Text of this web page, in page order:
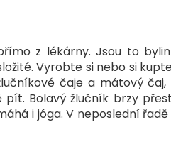
z lékárny. Jsou to
Vyrobte si nebo si
čaje a mátový
Bolavý žlučník brzy
i jóga. V neposlední